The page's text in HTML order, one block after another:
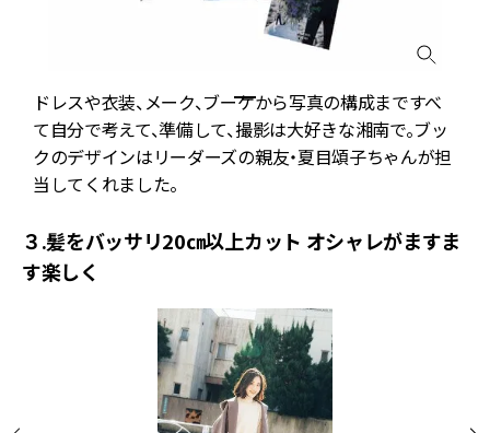
ドレスや衣装、メーク、ブーケから写真の構成まですべ
て自分で考えて、準備して、撮影は大好きな湘南で。ブッ
クのデザインはリーダーズの親友・夏目頌子ちゃんが担
当してくれました。
３.髪をバッサリ20㎝以上カット オシャレがますま
す楽しく